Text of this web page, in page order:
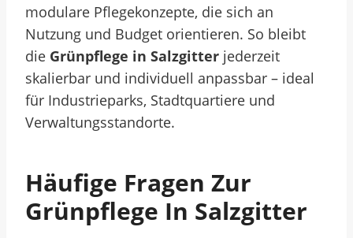
modulare Pflegekonzepte, die sich an
Nutzung und Budget orientieren. So bleibt
die Grünpflege in Salzgitter jederzeit
skalierbar und individuell anpassbar – ideal
für Industrieparks, Stadtquartiere und
Verwaltungsstandorte.
Häufige Fragen Zur
Grünpflege In Salzgitter